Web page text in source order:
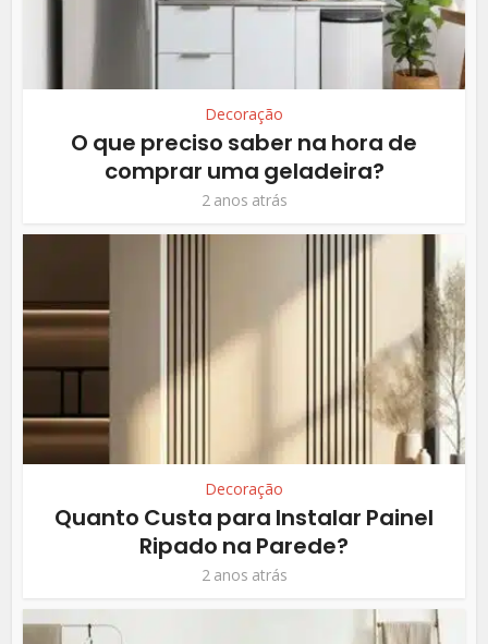
Decoração
O que preciso saber na hora de
comprar uma geladeira?
2 anos atrás
Decoração
Quanto Custa para Instalar Painel
Ripado na Parede?
2 anos atrás